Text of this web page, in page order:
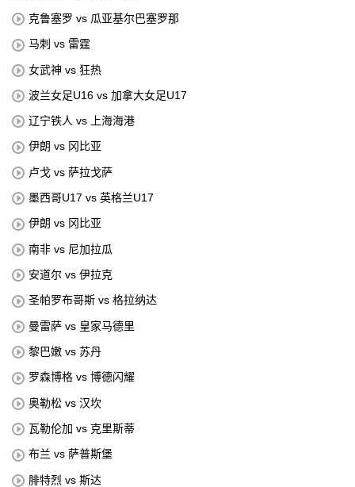
克鲁塞罗 vs 瓜亚基尔巴塞罗那
马刺 vs 雷霆
女武神 vs 狂热
波兰女足U16 vs 加拿大女足U17
辽宁铁人 vs 上海海港
伊朗 vs 冈比亚
卢戈 vs 萨拉戈萨
墨西哥U17 vs 英格兰U17
伊朗 vs 冈比亚
南非 vs 尼加拉瓜
安道尔 vs 伊拉克
圣帕罗布哥斯 vs 格拉纳达
曼雷萨 vs 皇家马德里
黎巴嫩 vs 苏丹
罗森博格 vs 博德闪耀
奥勒松 vs 汉坎
瓦勒伦加 vs 克里斯蒂
布兰 vs 萨普斯堡
腓特烈 vs 斯达